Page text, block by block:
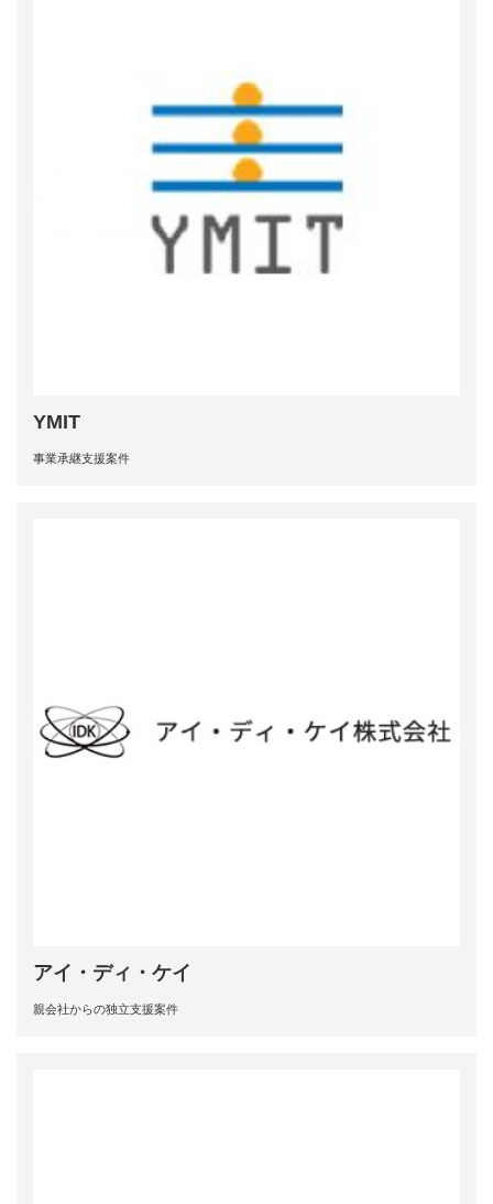
YMIT
事業承継支援案件
アイ・ディ・ケイ
親会社からの独立支援案件